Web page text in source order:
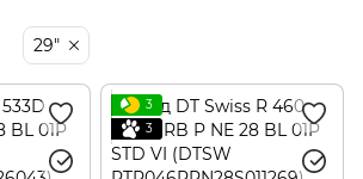
29"
3
3